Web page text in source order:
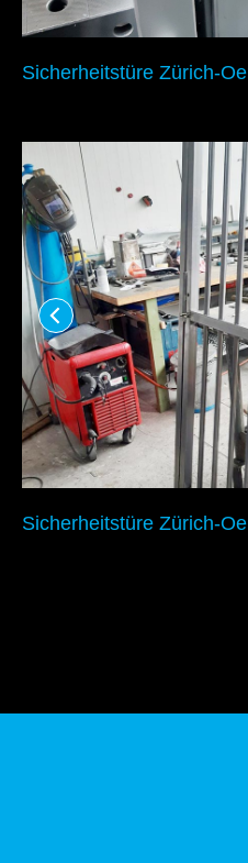
Sicherheitstüre Zürich-
Sicherheitstüre Zürich-